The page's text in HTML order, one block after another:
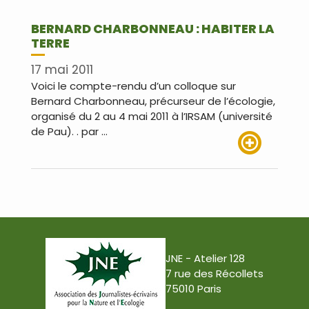
BERNARD CHARBONNEAU : HABITER LA
TERRE
17 mai 2011
Voici le compte-rendu d’un colloque sur
Bernard Charbonneau, précurseur de l’écologie,
organisé du 2 au 4 mai 2011 à l’IRSAM (université
de Pau). . par …
JNE - Atelier 128
7 rue des Récollets
75010 Paris